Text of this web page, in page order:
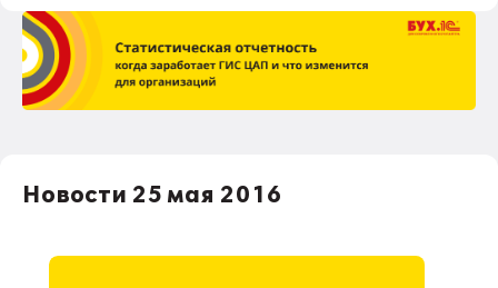
Новости 25 мая 2016